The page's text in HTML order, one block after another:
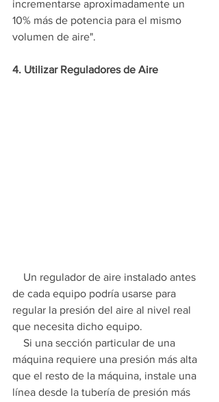
incrementarse aproximadamente un
10% más de potencia para el mismo
volumen de aire".​​
4. Utilizar Reguladores de Aire
de cada equipo podría usarse para
regular la presión del aire al nivel real
que necesita dicho equipo.
máquina requiere una presión más alta
que el resto de la máquina, instale una
línea desde la tubería de presión más